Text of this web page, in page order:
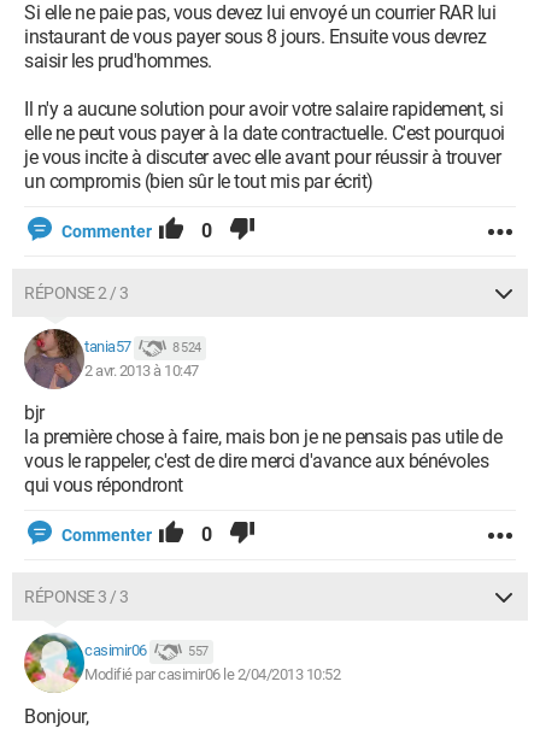
Si elle ne paie pas, vous devez lui envoyé un courrier RAR lui
instaurant de vous payer sous 8 jours. Ensuite vous devrez
saisir les prud'hommes.
Il n'y a aucune solution pour avoir votre salaire rapidement, si
elle ne peut vous payer à la date contractuelle. C'est pourquoi
je vous incite à discuter avec elle avant pour réussir à trouver
un compromis (bien sûr le tout mis par écrit)
Commenter 0
RÉPONSE 2 / 3
tania57 8 524
2 avr. 2013 à 10:47
bjr
la première chose à faire, mais bon je ne pensais pas utile de
vous le rappeler, c'est de dire merci d'avance aux bénévoles
qui vous répondront
Commenter 0
RÉPONSE 3 / 3
casimir06 557
Modifié par casimir06 le 2/04/2013 10:52
Bonjour,